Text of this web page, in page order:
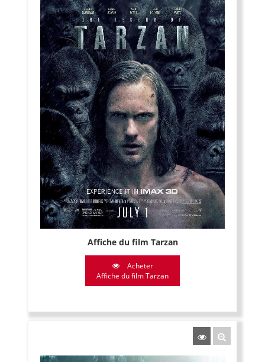
Affiche du film Tarzan
Acheter
Affiche du film Tarzan